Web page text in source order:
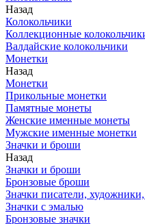
Назад
Колокольчики
Коллекционные
Валдайские колокольчики
Монетки
Назад
Монетки
Прикольные монетки
Памятные монеты
Женские именные монеты
Мужские именные монетки
Значки и броши
Назад
Значки и броши
Бронзовые броши
Значки писатели,
Значки с эмалью
Бронзовые значки